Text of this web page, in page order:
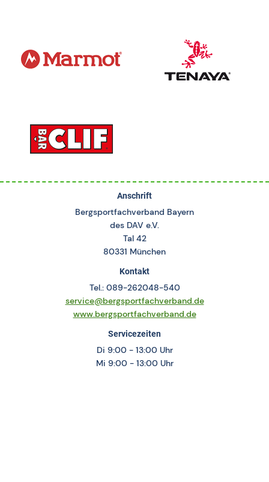
Anschrift
Bergsportfachverband Bayern
des DAV e.V.
Tal 42
80331 München
Kontakt
Tel.: 089-262048-540
service@bergsportfachverband.de
www.bergsportfachverband.de
Servicezeiten
Di 9:00 - 13:00 Uhr
Mi 9:00 - 13:00 Uhr